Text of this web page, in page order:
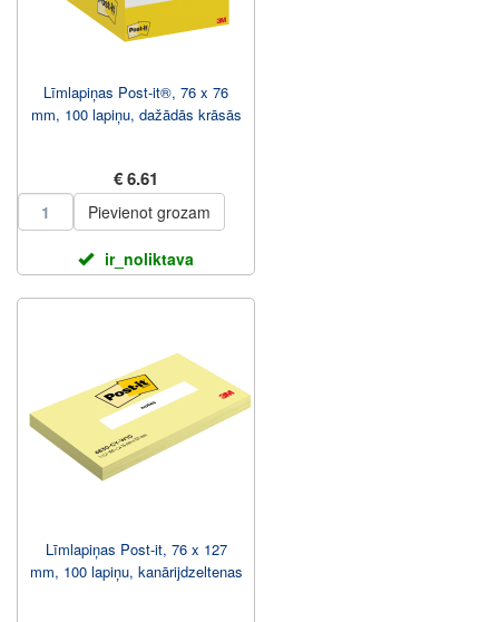
Līmlapiņas Post-it®, 76 x 76
mm, 100 lapiņu, dažādās krāsās
€ 6.61
Pievienot grozam
ir_noliktava
Līmlapiņas Post-it, 76 x 127
mm, 100 lapiņu, kanārijdzeltenas